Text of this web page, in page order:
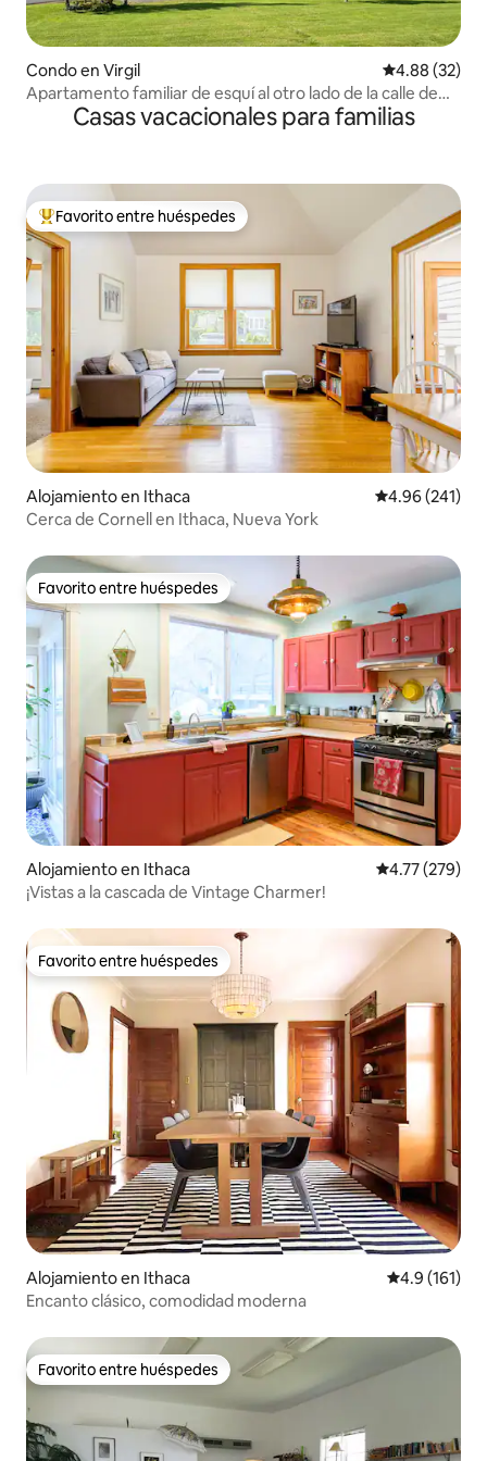
Condo en Virgil Calificación
4.88 (32)
Apartamento familiar de esquí al otro lado de la calle de
Greek PeakCasas vacacionales para familias
Favorito entre huéspedes preferido
Favorito entre huéspedes
Alojamiento en Ithaca Calificación
4.96 (241)
Cerca de Cornell en Ithaca, Nueva York
Favorito entre huéspedes
Favorito entre huéspedes
Alojamiento en Ithaca Calificación
4.77 (279)
¡Vistas a la cascada de Vintage Charmer!
Favorito entre huéspedes
Favorito entre huéspedes
Alojamiento en Ithaca Calificación
4.9 (161)
Encanto clásico, comodidad moderna
Favorito entre huéspedes
Favorito entre huéspedes